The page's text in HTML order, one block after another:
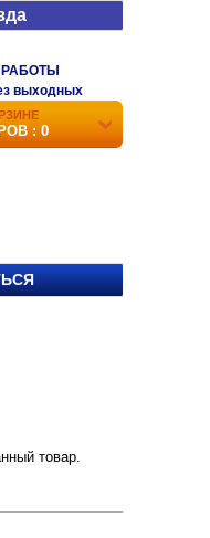
выходных
: 0
товар.